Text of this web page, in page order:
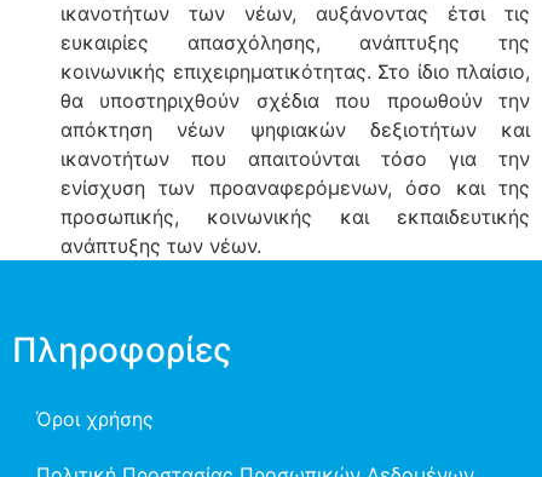
ικανοτήτων των νέων, αυξάνοντας έτσι τις
ευκαιρίες απασχόλησης, ανάπτυξης της
κοινωνικής επιχειρηματικότητας. Στο ίδιο πλαίσιο,
θα υποστηριχθούν σχέδια που προωθούν την
απόκτηση νέων ψηφιακών δεξιοτήτων και
ικανοτήτων που απαιτούνται τόσο για την
ενίσχυση των προαναφερόμενων, όσο και της
προσωπικής, κοινωνικής και εκπαιδευτικής
ανάπτυξης των νέων.
Πληροφορίες
Όροι χρήσης